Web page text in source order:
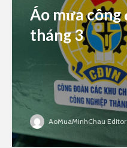
Áo mưa công
tháng 3
AoMuaMinhChau Editor